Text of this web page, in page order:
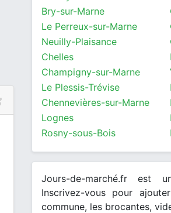
Bry-sur-Marne
Le Perreux-sur-Marne
Neuilly-Plaisance
Chelles
Champigny-sur-Marne
Le Plessis-Trévise
Chennevières-sur-Marne
Lognes
Rosny-sous-Bois
Jours-de-marché.fr est
Inscrivez-vous pour
commune, les brocantes,